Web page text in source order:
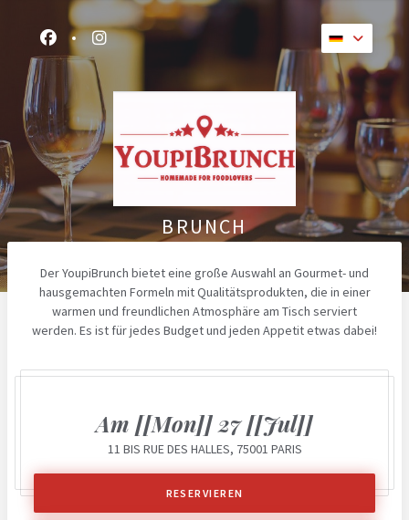
Facebook ((öffnet ein neues Fenster))
Instagram ((öffnet ein neues Fenster))
BRUNCH
Der YoupiBrunch bietet eine große Auswahl an Gourmet- und
hausgemachten Formeln mit Qualitätsprodukten, die in einer
warmen und freundlichen Atmosphäre am Tisch serviert
werden. Es ist für jedes Budget und jeden Appetit etwas dabei!
Am [[Mon]] 27 [[Jul]]
11 BIS RUE DES HALLES, 75001 PARIS
RESERVIEREN